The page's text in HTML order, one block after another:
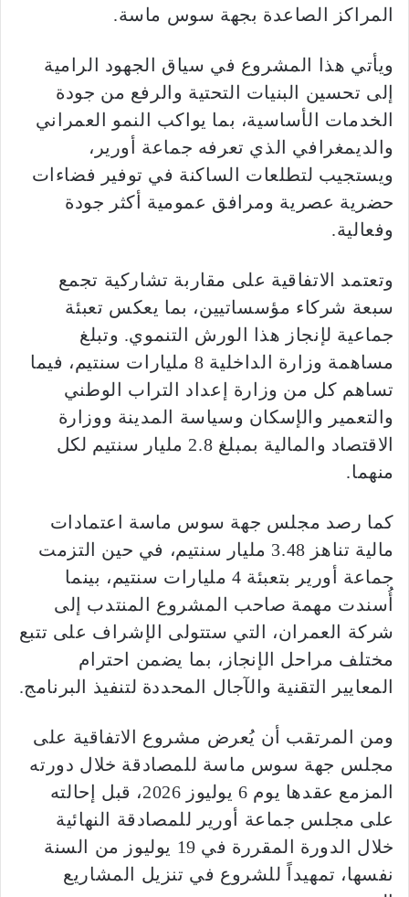
المراكز الصاعدة بجهة سوس ماسة.
ويأتي هذا المشروع في سياق الجهود الرامية
إلى تحسين البنيات التحتية والرفع من جودة
الخدمات الأساسية، بما يواكب النمو العمراني
والديمغرافي الذي تعرفه جماعة أورير،
ويستجيب لتطلعات الساكنة في توفير فضاءات
حضرية عصرية ومرافق عمومية أكثر جودة
وفعالية.
وتعتمد الاتفاقية على مقاربة تشاركية تجمع
سبعة شركاء مؤسساتيين، بما يعكس تعبئة
جماعية لإنجاز هذا الورش التنموي. وتبلغ
مساهمة وزارة الداخلية 8 مليارات سنتيم، فيما
تساهم كل من وزارة إعداد التراب الوطني
والتعمير والإسكان وسياسة المدينة ووزارة
الاقتصاد والمالية بمبلغ 2.8 مليار سنتيم لكل
منهما.
كما رصد مجلس جهة سوس ماسة اعتمادات
مالية تناهز 3.48 مليار سنتيم، في حين التزمت
جماعة أورير بتعبئة 4 مليارات سنتيم، بينما
أُسندت مهمة صاحب المشروع المنتدب إلى
شركة العمران، التي ستتولى الإشراف على تتبع
مختلف مراحل الإنجاز، بما يضمن احترام
المعايير التقنية والآجال المحددة لتنفيذ البرنامج.
ومن المرتقب أن يُعرض مشروع الاتفاقية على
مجلس جهة سوس ماسة للمصادقة خلال دورته
المزمع عقدها يوم 6 يوليوز 2026، قبل إحالته
على مجلس جماعة أورير للمصادقة النهائية
خلال الدورة المقررة في 19 يوليوز من السنة
نفسها، تمهيداً للشروع في تنزيل المشاريع